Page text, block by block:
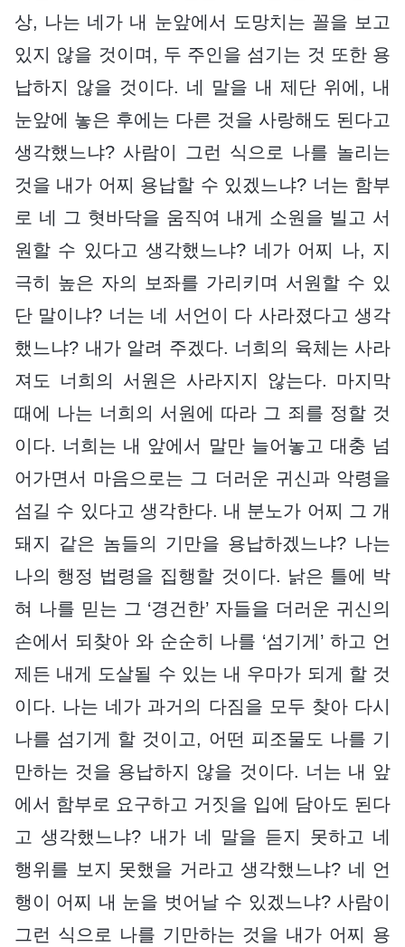
상, 나는 네가 내 눈앞에서 도망치는 꼴을 보고
있지 않을 것이며, 두 주인을 섬기는 것 또한 용
납하지 않을 것이다. 네 말을 내 제단 위에, 내
눈앞에 놓은 후에는 다른 것을 사랑해도 된다고
생각했느냐? 사람이 그런 식으로 나를 놀리는
것을 내가 어찌 용납할 수 있겠느냐? 너는 함부
로 네 그 혓바닥을 움직여 내게 소원을 빌고 서
원할 수 있다고 생각했느냐? 네가 어찌 나, 지
극히 높은 자의 보좌를 가리키며 서원할 수 있
단 말이냐? 너는 네 서언이 다 사라졌다고 생각
했느냐? 내가 알려 주겠다. 너희의 육체는 사라
져도 너희의 서원은 사라지지 않는다. 마지막
때에 나는 너희의 서원에 따라 그 죄를 정할 것
이다. 너희는 내 앞에서 말만 늘어놓고 대충 넘
어가면서 마음으로는 그 더러운 귀신과 악령을
섬길 수 있다고 생각한다. 내 분노가 어찌 그 개
돼지 같은 놈들의 기만을 용납하겠느냐? 나는
나의 행정 법령을 집행할 것이다. 낡은 틀에 박
혀 나를 믿는 그 ‘경건한’ 자들을 더러운 귀신의
손에서 되찾아 와 순순히 나를 ‘섬기게’ 하고 언
제든 내게 도살될 수 있는 내 우마가 되게 할 것
이다. 나는 네가 과거의 다짐을 모두 찾아 다시
나를 섬기게 할 것이고, 어떤 피조물도 나를 기
만하는 것을 용납하지 않을 것이다. 너는 내 앞
에서 함부로 요구하고 거짓을 입에 담아도 된다
고 생각했느냐? 내가 네 말을 듣지 못하고 네
행위를 보지 못했을 거라고 생각했느냐? 네 언
행이 어찌 내 눈을 벗어날 수 있겠느냐? 사람이
그런 식으로 나를 기만하는 것을 내가 어찌 용